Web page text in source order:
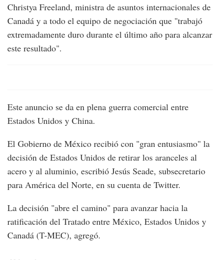
Christya Freeland, ministra de asuntos internacionales de
Canadá y a todo el equipo de negociación que "trabajó
extremadamente duro durante el último año para alcanzar
este resultado".
Este anuncio se da en plena guerra comercial entre
Estados Unidos y China.
El Gobierno de México recibió con "gran entusiasmo" la
decisión de Estados Unidos de retirar los aranceles al
acero y al aluminio, escribió Jesús Seade, subsecretario
para América del Norte, en su cuenta de Twitter.
La decisión "abre el camino" para avanzar hacia la
ratificación del Tratado entre México, Estados Unidos y
Canadá (T-MEC), agregó.